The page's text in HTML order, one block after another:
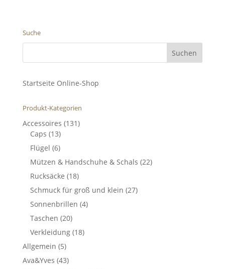
Suche
Startseite Online-Shop
Produkt-Kategorien
Accessoires (131)
Caps (13)
Flügel (6)
Mützen & Handschuhe & Schals (22)
Rucksäcke (18)
Schmuck für groß und klein (27)
Sonnenbrillen (4)
Taschen (20)
Verkleidung (18)
Allgemein (5)
Ava&Yves (43)